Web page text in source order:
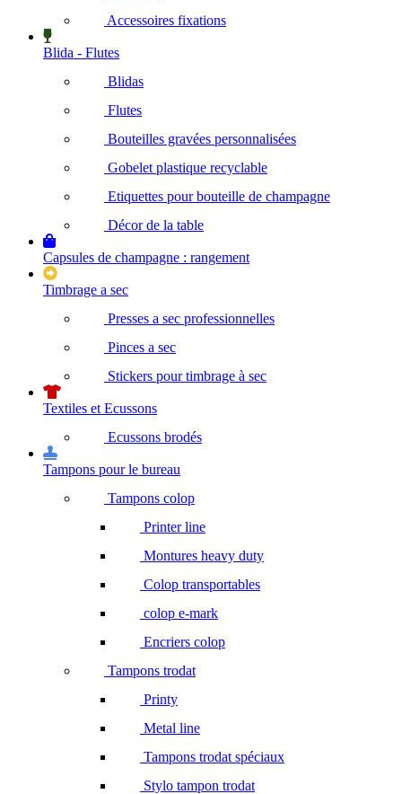
Accessoires fixations
Blida - Flutes
Blidas
Flutes
Bouteilles gravées personnalisées
Gobelet plastique recyclable
Etiquettes pour bouteille de champagne
Décor de la table
Capsules de champagne : rangement
Timbrage a sec
Presses a sec professionnelles
Pinces a sec
Stickers pour timbrage à sec
Textiles et Ecussons
Ecussons brodés
Tampons pour le bureau
Tampons colop
Printer line
Montures heavy duty
Colop transportables
colop e-mark
Encriers colop
Tampons trodat
Printy
Metal line
Tampons trodat spéciaux
Stylo tampon trodat